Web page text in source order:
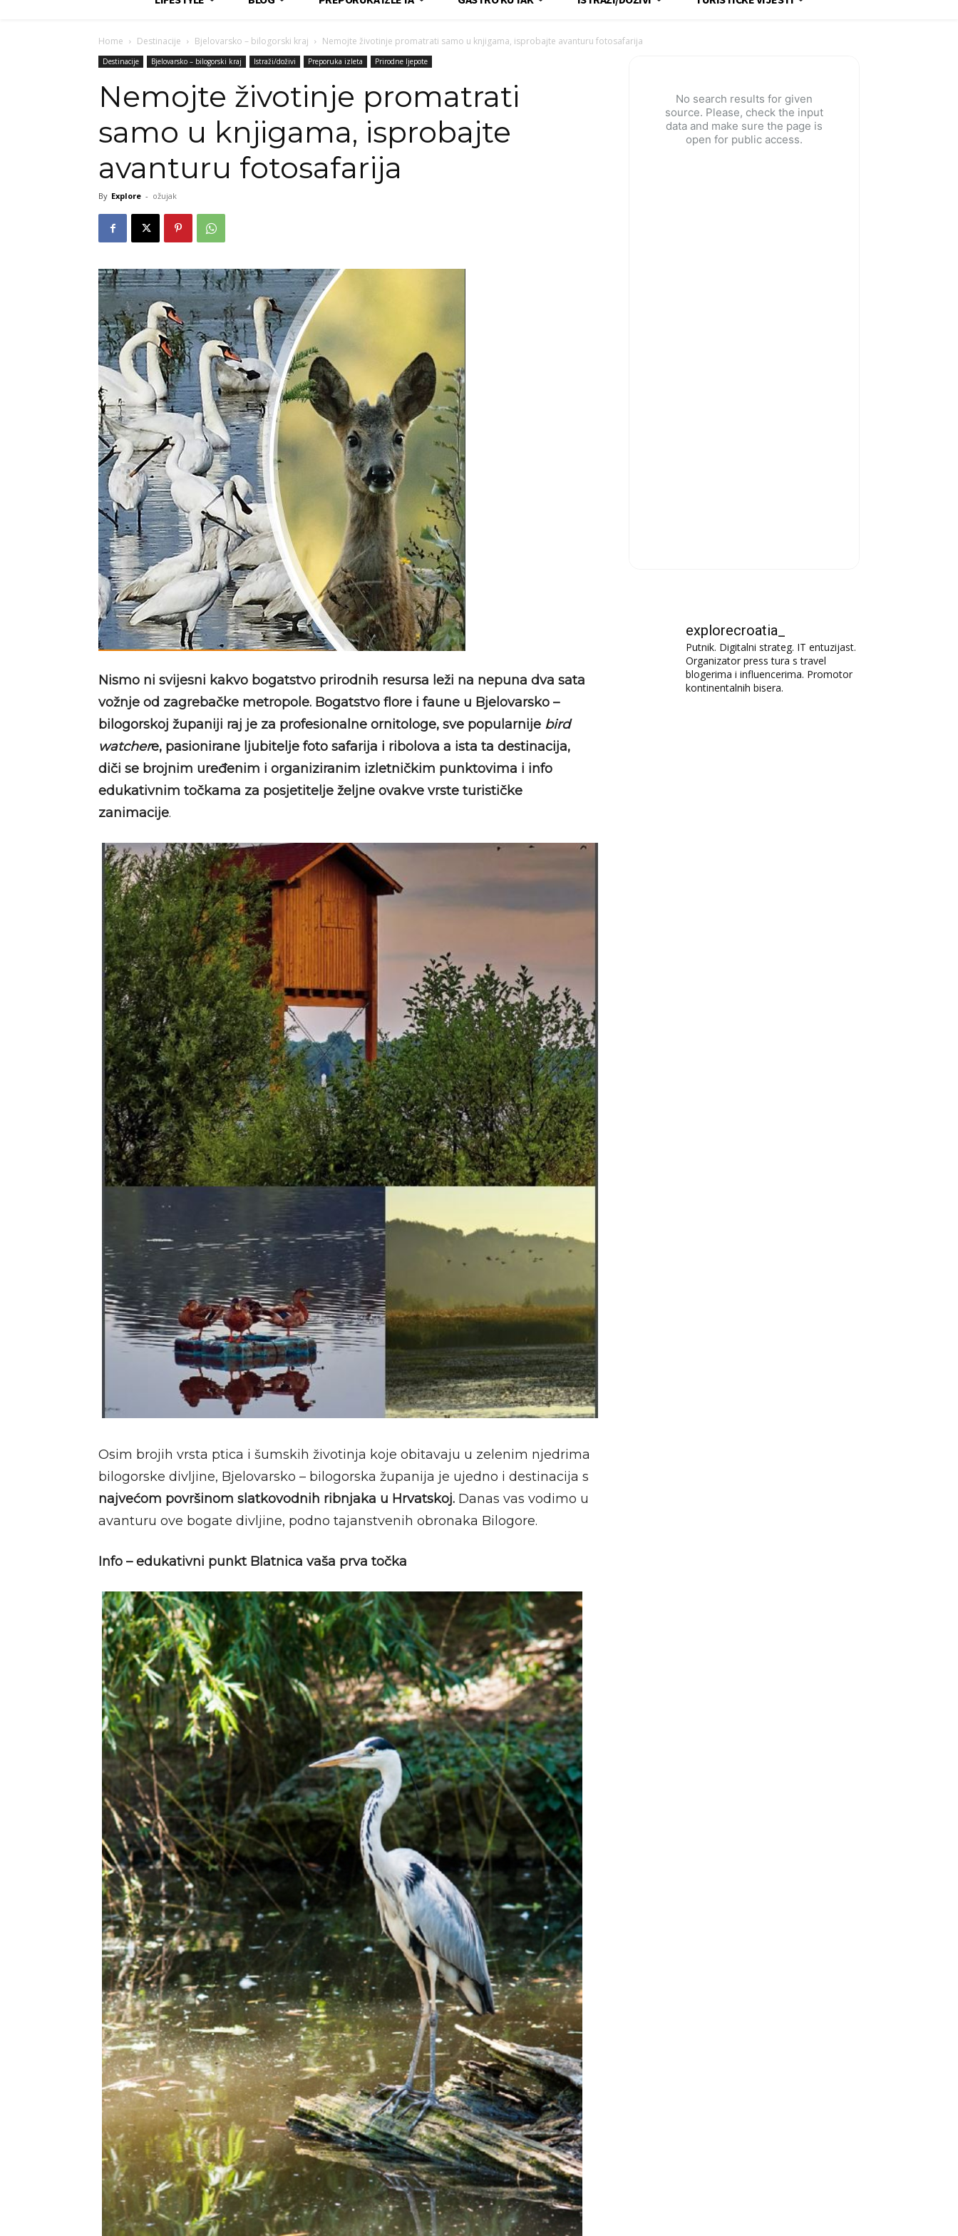
Home Destinacije Bjelovarsko – bilogorski kraj Nemojte životinje promatrati samo u knjigama, isprobajte avanturu fotosafarija
Destinacije Bjelovarsko – bilogorski kraj Istraži/doživi Preporuka izleta Prirodne ljepote
Nemojte životinje promatrati
samo u knjigama, isprobajte
avanturu fotosafarija
By Explore - ožujak
Nismo ni svijesni kakvo bogatstvo prirodnih resursa leži na nepuna dva sata
vožnje od zagrebačke metropole. Bogatstvo flore i faune u Bjelovarsko –
bilogorskoj županiji raj je za profesionalne ornitologe, sve popularnije bird
watchere, pasionirane ljubitelje foto safarija i ribolova a ista ta destinacija,
diči se brojnim uređenim i organiziranim izletničkim punktovima i info
edukativnim točkama za posjetitelje željne ovakve vrste turističke
zanimacije.
Osim brojih vrsta ptica i šumskih životinja koje obitavaju u zelenim njedrima
bilogorske divljine, Bjelovarsko – bilogorska županija je ujedno i destinacija s
najvećom površinom slatkovodnih ribnjaka u Hrvatskoj. Danas vas vodimo u
avanturu ove bogate divljine, podno tajanstvenih obronaka Bilogore.
Info – edukativni punkt Blatnica vaša prva točka
No search results for given
source. Please, check the input
data and make sure the page is
open for public access.
explorecroatia_
Putnik. Digitalni strateg. IT entuzijast.
Organizator press tura s travel
blogerima i influencerima. Promotor
kontinentalnih bisera.